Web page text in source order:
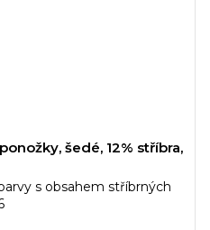
šedé, 12% stříbra,
s obsahem stříbrných